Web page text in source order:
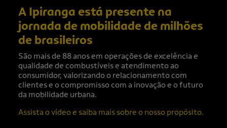
A Ipiranga está presente na
jornada de mobilidade de milhões
de brasileiros
São mais de 88 anos em operações de excelência e
qualidade de combustíveis e atendimento ao
consumidor, valorizando o relacionamento com
clientes e o compromisso com a inovação e o futuro
da mobilidade urbana.
Assista o vídeo e saiba mais sobre o nosso propósito.